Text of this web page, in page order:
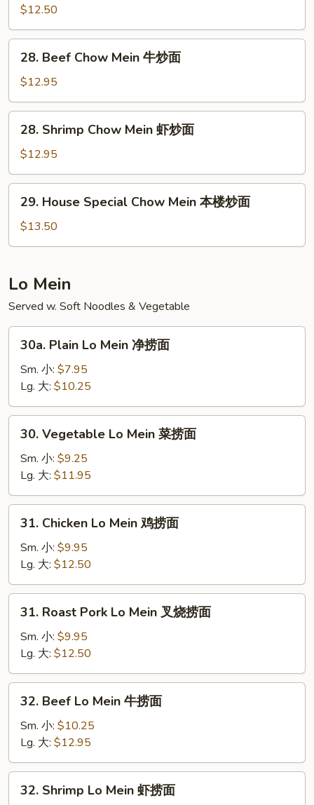
Pork
Chow
Mein
面
$12.50
Beef
Chow
Mein
牛
28. Beef Chow Mein 牛炒面
$12.95
Shrimp
Chow
Mein
虾
28. Shrimp Chow Mein 虾炒面
$12.95
House
Special
Chow
本
楼
炒
面
29. House Special Chow Mein 本楼炒面
$13.50
Lo Mein
Served w. Soft Noodles & Vegetable
Plain
Lo
Mein
净
捞
30a. Plain Lo Mein 净捞面
Sm. 小: $7.95
Lg. 大: $10.25
Vegetable
Lo
Mein
菜
捞
30. Vegetable Lo Mein 菜捞面
Sm. 小: $9.25
Lg. 大: $11.95
Chicken
Lo
Mein
鸡
捞
31. Chicken Lo Mein 鸡捞面
Sm. 小: $9.95
Lg. 大: $12.50
Roast
Pork
Mein
叉
31. Roast Pork Lo Mein 叉烧捞面
Sm. 小: $9.95
Lg. 大: $12.50
Beef
Lo
Mein
牛
捞
32. Beef Lo Mein 牛捞面
Sm. 小: $10.25
Lg. 大: $12.95
Shrimp
32. Shrimp Lo Mein 虾捞面